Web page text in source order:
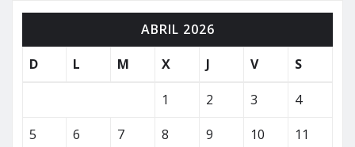
ABRIL 2026
D
L M X J V S
1 2 3
4
5
6 7 8 9 10
11